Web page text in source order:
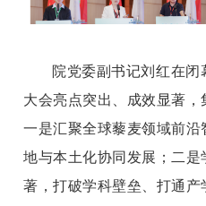
院党委副书记刘红在
大会亮点突出、成效显著，
一是汇聚全球藜麦领域前
地与本土化协同发展；二
著，打破学科壁垒、打通